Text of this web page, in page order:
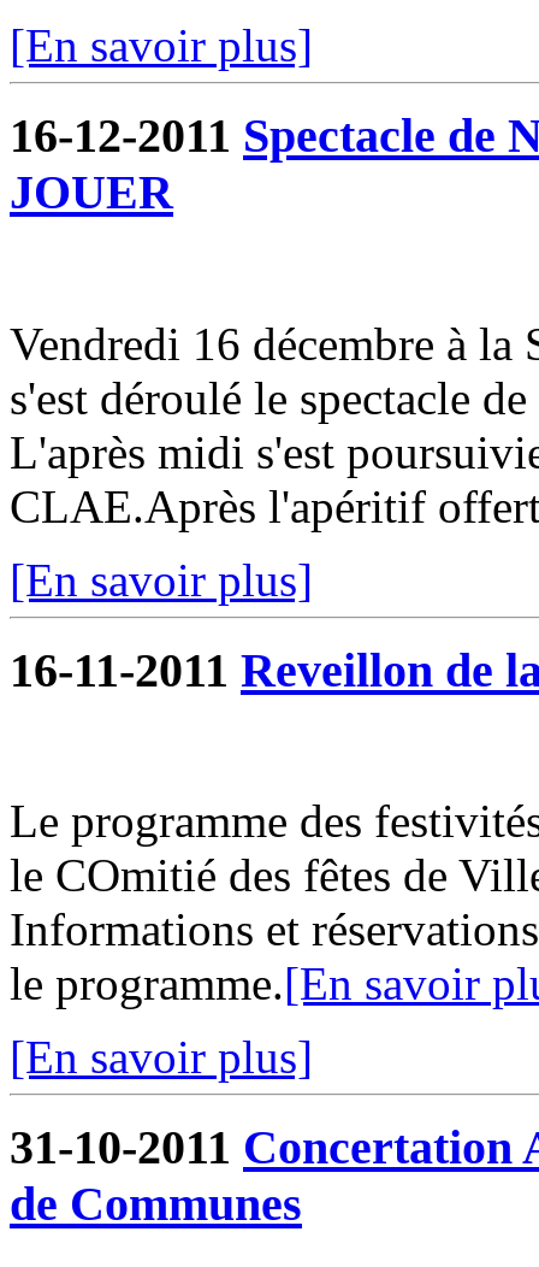
[En savoir plus]
16-12-2011 Spectacle de
JOUER
Vendredi 16 décembre à la
s'est déroulé le spectacle
L'après midi s'est
CLAE.Après l'apéritif
[En savoir plus]
16-11-2011 Reveillon de
Le programme des
le COmitié des fêtes de
Informations et
le programme.[En savoir
[En savoir plus]
31-10-2011 Concertation
de Communes